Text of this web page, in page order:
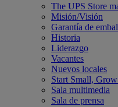
The UPS Store
Misión/Visión
Garantía de
Historia
Liderazgo
Vacantes
Nuevos locales
Start Small,
Sala multimedia
Sala de prensa